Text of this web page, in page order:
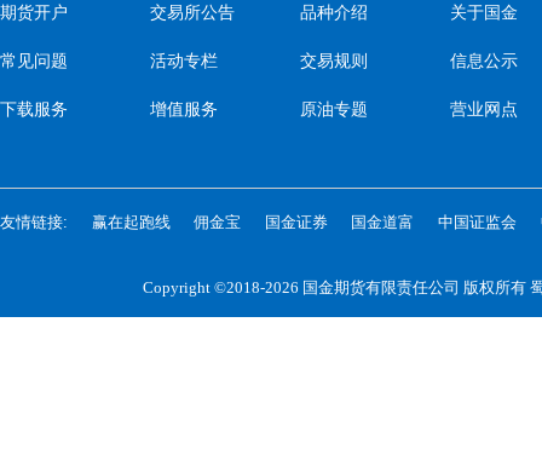
期货开户
常见问题
下载服务
交易所公告
活动专栏
增值服务
品种介绍
交易规则
原油专题
关于国金
信息公示
营业网点
友情链接: 赢在起跑线 佣金宝 国金证券 国金道富 中国证监会
Copyright ©2018-2026 国金期货有限责任公司 版权所有